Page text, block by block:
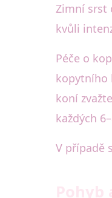
Zimní srst
kvůli
Péče o
kopytního
koní
každých
V případě